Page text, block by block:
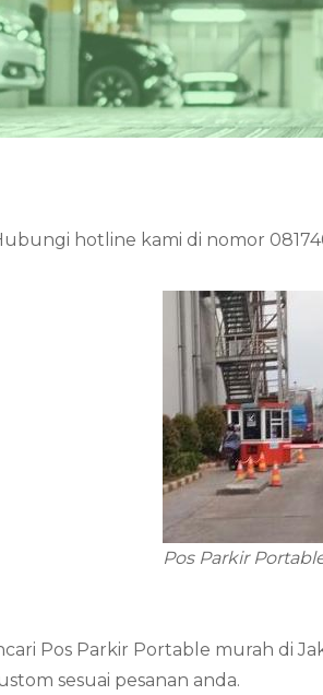
hotline kami di nomor
Pos Parkir
Pos Parkir Portable murah di
sesuai pesanan anda.